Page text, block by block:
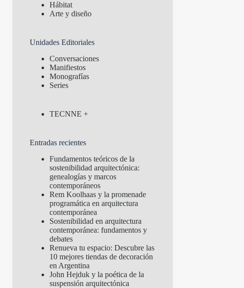
Hábitat
Arte y diseño
Unidades Editoriales
Conversaciones
Manifiestos
Monografías
Series
TECNNE +
Entradas recientes
Fundamentos teóricos de la
sostenibilidad arquitectónica:
genealogías y marcos
contemporáneos
Rem Koolhaas y la promenade
programática en arquitectura
contemporánea
Sostenibilidad en arquitectura
contemporánea: fundamentos y
debates
Renueva tu espacio: Descubre las
10 mejores tiendas de decoración
en Argentina
John Hejduk y la poética de la
suspensión arquitectónica